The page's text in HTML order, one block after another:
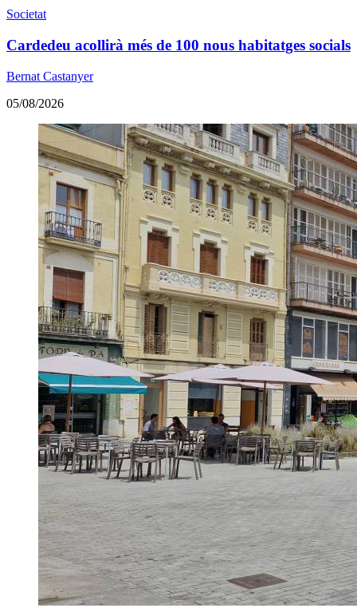
Societat
Cardedeu acollirà més de 100 nous habitatges socials
Bernat Castanyer
05/08/2026